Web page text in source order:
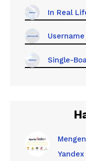
In Real
Username
Single-